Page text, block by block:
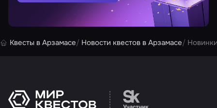
Квесты в Арзамасе Новости квестов в Арзамасе
Перейти на сайт